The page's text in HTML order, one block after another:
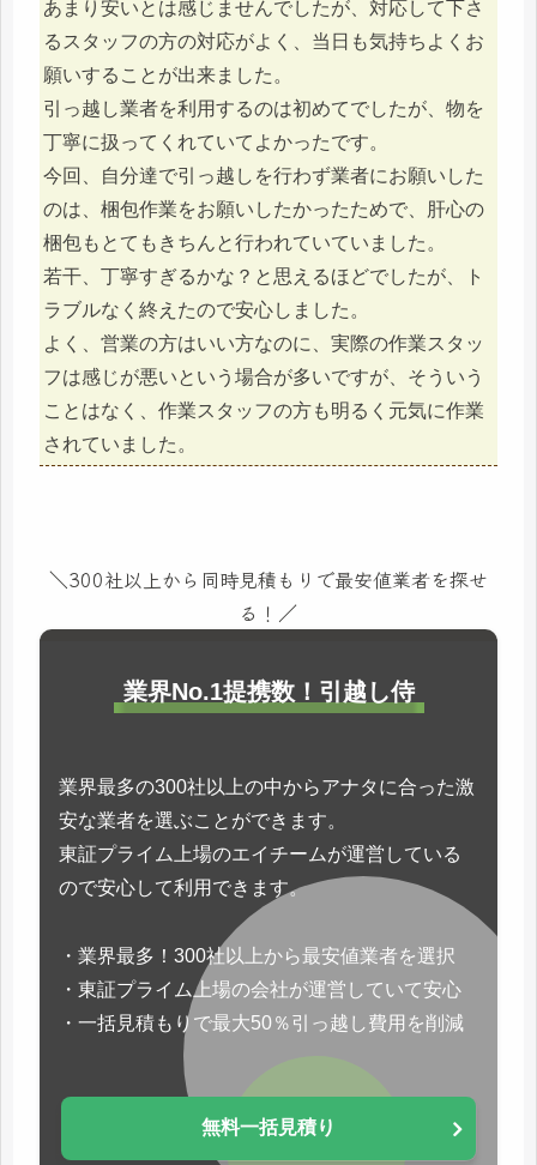
あまり安いとは感じませんでしたが、対応して下さ
るスタッフの方の対応がよく、当日も気持ちよくお
願いすることが出来ました。
引っ越し業者を利用するのは初めてでしたが、物を
丁寧に扱ってくれていてよかったです。
今回、自分達で引っ越しを行わず業者にお願いした
のは、梱包作業をお願いしたかったためで、肝心の
梱包もとてもきちんと行われていていました。
若干、丁寧すぎるかな？と思えるほどでしたが、ト
ラブルなく終えたので安心しました。
よく、営業の方はいい方なのに、実際の作業スタッ
フは感じが悪いという場合が多いですが、そういう
ことはなく、作業スタッフの方も明るく元気に作業
されていました。
＼300社以上から同時見積もりで最安値業者を探せ
る！／
業界No.1提携数！引越し侍
業界最多の300社以上の中からアナタに合った激
安な業者を選ぶことができます。
東証プライム上場のエイチームが運営している
ので安心して利用できます。
・業界最多！300社以上から最安値業者を選択
・東証プライム上場の会社が運営していて安心
・一括見積もりで最大50％引っ越し費用を削減
無料一括見積り